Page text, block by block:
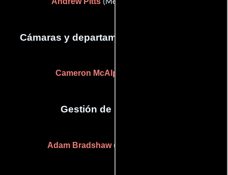
(Mezclador de sonido)
Cámaras y departamento de electricidad
Cameron McAlpine
Gestión de producción
Adam Bradshaw(Jefe de producción)